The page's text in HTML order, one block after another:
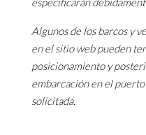
Algunos de los barcos y
en el sitio web pueden
posicionamiento y
embarcación en el
solicitada.